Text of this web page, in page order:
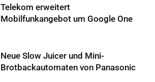
Telekom erweitert
Mobilfunkangebot um Google One
Neue Slow Juicer und Mini-
Brotbackautomaten von Panasonic